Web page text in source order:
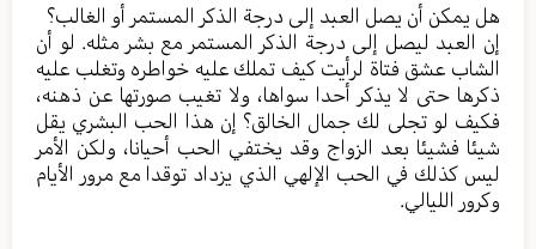
هل يمكن أن يصل العبد إلى درجة الذكر المستمر أو الغالب؟
إن العبد ليصل إلى درجة الذكر المستمر مع بشر مثله. لو أن
الشاب عشق فتاة لرأيت كيف تملك عليه خواطره وتغلب عليه
ذكرها حتى لا يذكر أحدا سواها، ولا تغيب صورتها عن ذهنه،
فكيف لو تجلى لك جمال الخالق؟ إن هذا الحب البشري يقل
شيئا فشيئا بعد الزواج وقد يختفي الحب أحيانا، ولكن الأمر
ليس كذلك في الحب الإلهي الذي يزداد توقدا مع مرور الأيام
وكرور الليالي.